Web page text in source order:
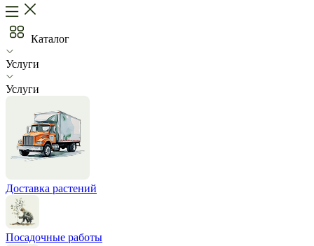
Каталог
Услуги
Услуги
Доставка растений
Посадочные работы